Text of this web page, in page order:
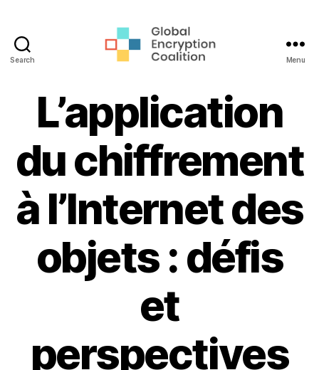
Search
Coalition
Menu
L’application
du chiffrement
à l’Internet des
objets : défis
et
perspectives